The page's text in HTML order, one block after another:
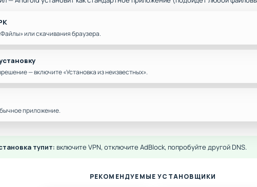
или скачивания браузера.
— включите «Установка из неизвестных».
приложение.
тупит: включите VPN, отключите AdBlock, попробуйте другой DNS.
РЕКОМЕНДУЕМЫЕ УСТАНОВЩИКИ